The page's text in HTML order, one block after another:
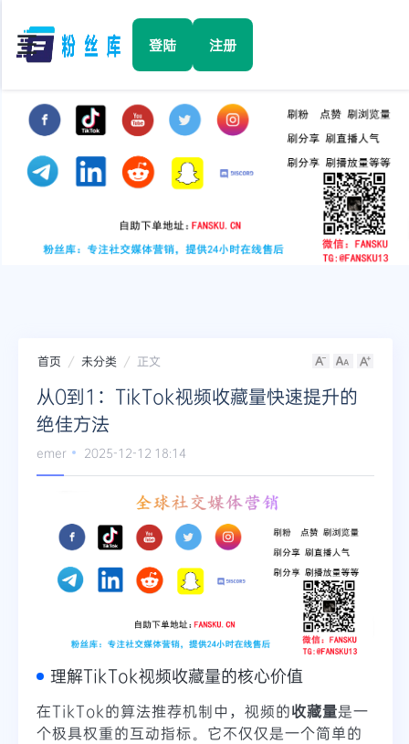
☰ 登陆 注册
Facebook
TikTok
YouTube
Twitter
首页 未分类 正文
从0到1：TikTok视频收藏量快速提升的
绝佳方法
emer 2025-12-12 18:14
理解TikTok视频收藏量的核心价值
在TikTok的算法推荐机制中，视频的收藏量是一
个极具权重的互动指标。它不仅仅是一个简单的